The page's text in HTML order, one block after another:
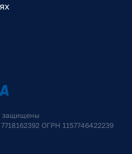
защищены
ОГРН 1157746422239